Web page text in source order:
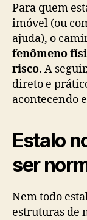
Para quem
imóvel (ou
ajuda), o
fenômeno
risco. A
direto e
acontecendo
Estalo
ser
Nem todo
estruturas de